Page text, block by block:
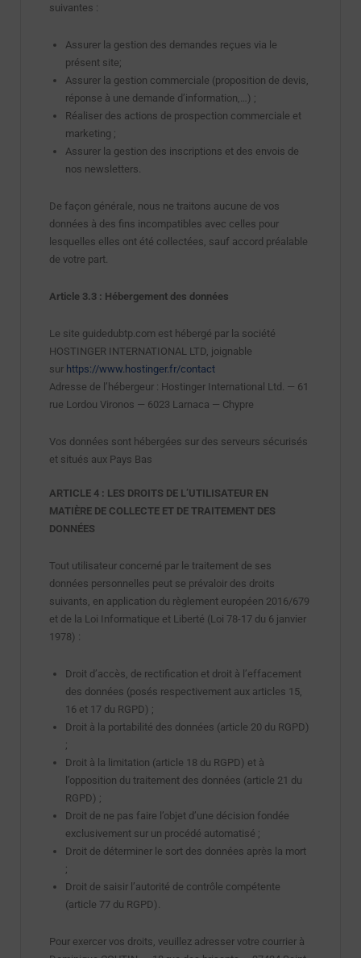
suivantes :
Assurer la gestion des demandes reçues via le
présent site;
Assurer la gestion commerciale (proposition de devis,
réponse à une demande d’information,…) ;
Réaliser des actions de prospection commerciale et
marketing ;
Assurer la gestion des inscriptions et des envois de
nos newsletters.
De façon générale, nous ne traitons aucune de vos
données à des fins incompatibles avec celles pour
lesquelles elles ont été collectées, sauf accord préalable
de votre part.
Article 3.3 : Hébergement des données
Le site guidedubtp.com est hébergé par la société
HOSTINGER INTERNATIONAL LTD, joignable
sur https://www.hostinger.fr/contact
Adresse de l’hébergeur : Hostinger International Ltd. — 61
rue Lordou Vironos — 6023 Larnaca — Chypre
Vos données sont hébergées sur des serveurs sécurisés
et situés aux Pays Bas
ARTICLE 4 : LES DROITS DE L’UTILISATEUR EN
MATIÈRE DE COLLECTE ET DE TRAITEMENT DES
DONNÉES
Tout utilisateur concerné par le traitement de ses
données personnelles peut se prévaloir des droits
suivants, en application du règlement européen 2016/679
et de la Loi Informatique et Liberté (Loi 78-17 du 6 janvier
1978) :
Droit d’accès, de rectification et droit à l’effacement
des données (posés respectivement aux articles 15,
16 et 17 du RGPD) ;
Droit à la portabilité des données (article 20 du RGPD)
;
Droit à la limitation (article 18 du RGPD) et à
l’opposition du traitement des données (article 21 du
RGPD) ;
Droit de ne pas faire l’objet d’une décision fondée
exclusivement sur un procédé automatisé ;
Droit de déterminer le sort des données après la mort
;
Droit de saisir l’autorité de contrôle compétente
(article 77 du RGPD).
Pour exercer vos droits, veuillez adresser votre courrier à